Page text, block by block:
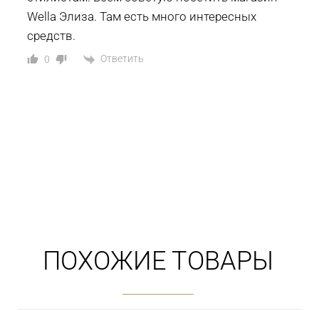
Wella Элиза. Там есть много интересных
средств.
0 Ответить
ПОХОЖИЕ ТОВАРЫ